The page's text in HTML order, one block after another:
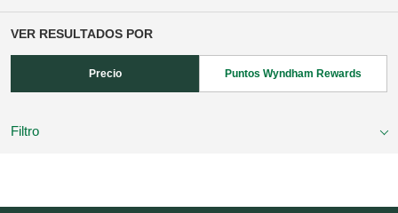
VER RESULTADOS POR
Precio Puntos Wyndham Rewards
Filtro